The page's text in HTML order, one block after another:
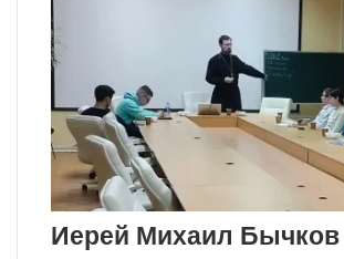
Иерей Михаил Бычков